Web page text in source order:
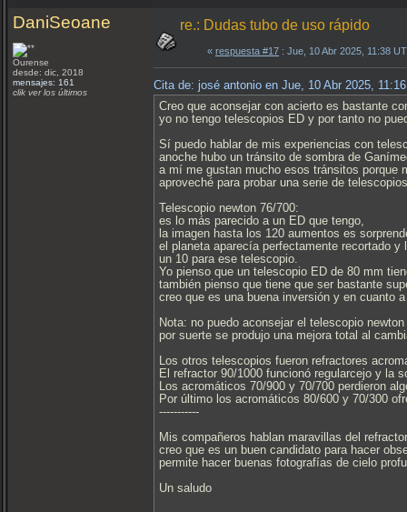
DaniSeoane
Ourense
desde: dic, 2018
mensajes: 161
clik ver los últimos
re.: Dudas tubo de uso rápido
« respuesta #17 : Jue, 10 Abr 2025, 11:38
Cita de: josé antonio en Jue, 10 Abr 2025,
Creo que aconsejar con acierto es bastante
yo no tengo telescopios ED y por tanto no
Sí puedo hablar de mis experiencias con
anoche hubo un tránsito de sombra de
a mí me gustan mucho esos tránsitos porque
aproveché para probar una serie de
Telescopio newton 76/700:
es lo más parecido a un ED que tengo,
la imagen hasta los 120 aumentos es
el planeta aparecía perfectamente recortado
un 10 para ese telescopio.
Yo pienso que un telescopio ED de 80 mm
también pienso que tiene que ser bastante
creo que es una buena inversión y en cuanto
Nota: no puedo aconsejar el telescopio
por suerte se produjo una mejora total al
Los otros telescopios fueron refractores
El refractor 90/1000 funcionó regularcejo y la
Los acromáticos 70/900 y 70/700 perdieron
Por último los acromáticos 80/600 y 70/300
-----------
Mis compañeros hablan maravillas del
creo que es un buen candidato para hacer
permite hacer buenas fotografías de cielo
Un saludo